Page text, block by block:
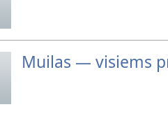
Muilas — visiems